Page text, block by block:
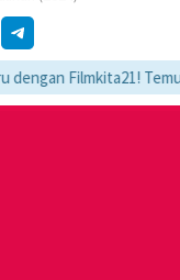
Temukan link